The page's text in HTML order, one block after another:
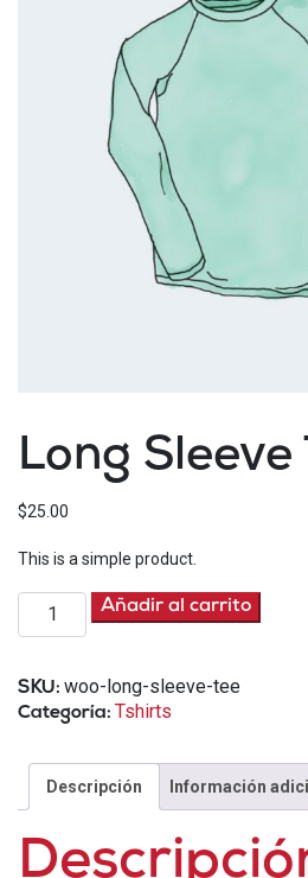
Long Sleeve
$25.00
This is a simple product.
Long
Sleeve
cantidad
Añadir al carrito
SKU: woo-long-sleeve-tee
Categoría: Tshirts
Descripción Información